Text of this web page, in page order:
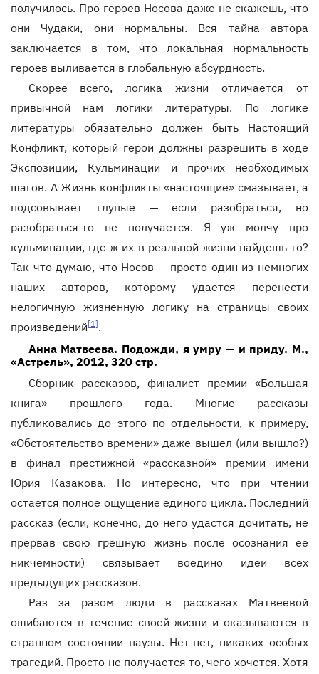
получилось. Про героев Носова даже не скажешь, что
они Чудаки, они нормальны. Вся тайна автора
заключается в том, что локальная нормальность
героев выливается в глобальную абсурдность.
Скорее всего, логика жизни отличается от
привычной нам логики литературы. По логике
литературы обязательно должен быть Настоящий
Конфликт, который герои должны разрешить в ходе
Экспозиции, Кульминации и прочих необходимых
шагов. А Жизнь конфликты «настоящие» смазывает, а
подсовывает глупые — если разобраться, но
разобраться-то не получается. Я уж молчу про
кульминации, где ж их в реальной жизни найдешь-то?
Так что думаю, что Носов — просто один из немногих
наших авторов, которому удается перенести
нелогичную жизненную логику на страницы своих
произведений[1].
Анна Матвеева. Подожди, я умру — и приду. М.,
«Астрель», 2012, 320 стр.
Сборник рассказов, финалист премии «Большая
книга» прошлого года. Многие рассказы
публиковались до этого по отдельности, к примеру,
«Обстоятельство времени» даже вышел (или вышло?)
в финал престижной «рассказной» премии имени
Юрия Казакова. Но интересно, что при чтении
остается полное ощущение единого цикла. Последний
рассказ (если, конечно, до него удастся дочитать, не
прервав свою грешную жизнь после осознания ее
никчемности) связывает воедино идеи всех
предыдущих рассказов.
Раз за разом люди в рассказах Матвеевой
ошибаются в течение своей жизни и оказываются в
странном состоянии паузы. Нет-нет, никаких особых
трагедий. Просто не получается то, чего хочется. Хотя